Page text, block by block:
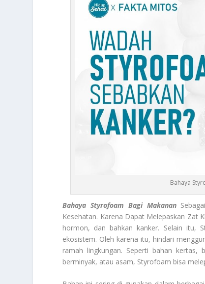
Bahaya
Bahaya Styrofoam Bagi Makanan
Kesehatan. Karena Dapat Melepaskan Zat
hormon, dan bahkan kanker. Selain itu,
ekosistem. Oleh karena itu, hindari
ramah lingkungan. Seperti bahan kertas,
berminyak, atau asam, Styrofoam bisa